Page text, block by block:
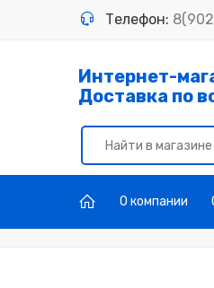
Телефон:
Интернет-
Доставка по
О компании